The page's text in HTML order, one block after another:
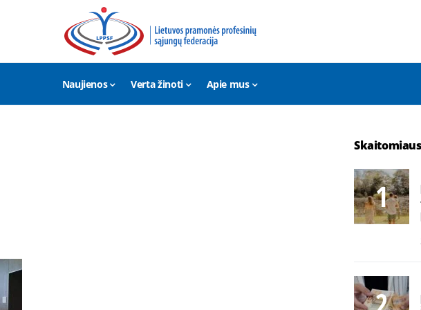
Naujienos Verta žinoti Apie mus